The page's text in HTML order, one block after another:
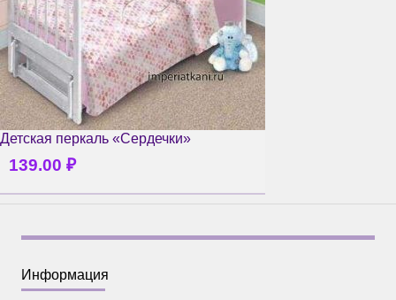
Детская перкаль «Сердечки»
139.00 ₽
Информация